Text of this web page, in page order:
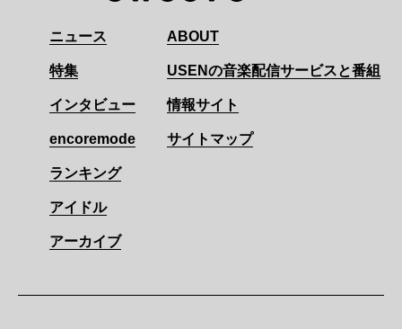
ニュース
特集
インタビュー
encoremode
ランキング
アイドル
アーカイブ
ABOUT
USENの音楽配信サービスと番組
情報サイト
サイトマップ